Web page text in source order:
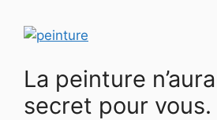
La peinture
secret pour vous.